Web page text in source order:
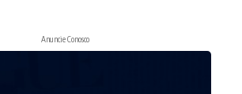
Anuncie Conosco